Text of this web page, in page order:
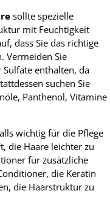
sollte spezielle
mit Feuchtigkeit
dass Sie das richtige
Vermeiden Sie
Sulfate enthalten, da
suchen Sie
Panthenol, Vitamine
wichtig für die Pflege
die Haare leichter zu
für zusätzliche
die Keratin
die Haarstruktur zu